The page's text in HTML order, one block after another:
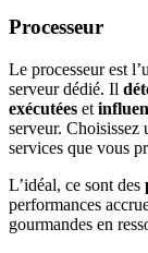
Processeur
Le processeur est
serveur dédié. Il
exécutées et
serveur. Choisissez
services que vous
L’idéal, ce sont des
performances
gourmandes en